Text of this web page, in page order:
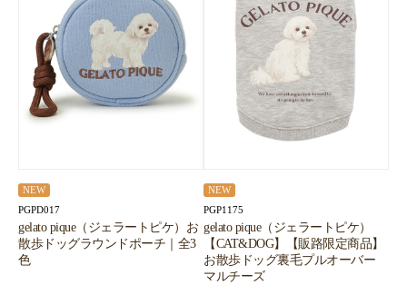
NEW
PGPD017
gelato pique（ジェラートピケ）お
散歩ドッグラウンドポーチ｜全3
色
NEW
PGP1175
gelato pique（ジェラートピケ）
【CAT&DOG】【販路限定商品】
お散歩ドッグ裏毛プルオーバー
マルチーズ